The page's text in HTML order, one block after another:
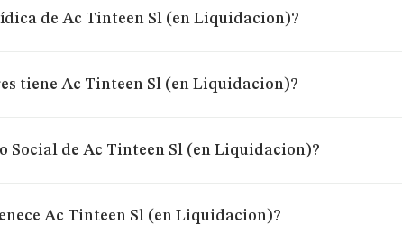
de Ac Tinteen Sl (en Liquidacion)?
tiene Ac Tinteen Sl (en Liquidacion)?
Social de Ac Tinteen Sl (en Liquidacion)?
Ac Tinteen Sl (en Liquidacion)?